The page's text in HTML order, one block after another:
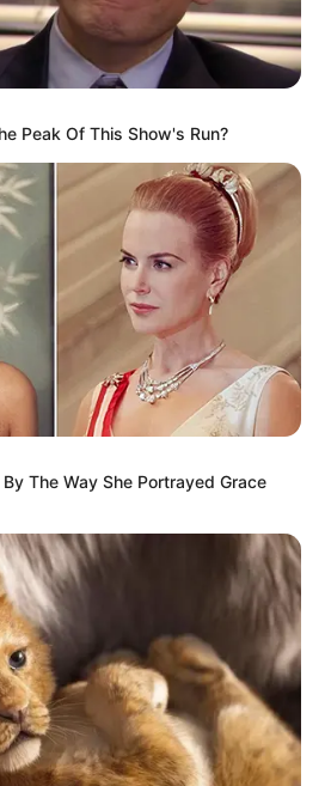
Peak Of This Show's Run?
The Way She Portrayed Grace